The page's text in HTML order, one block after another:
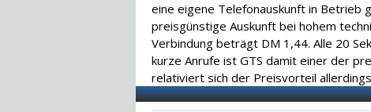
eine eigene Telefonauskunft in Betrieb
preisgünstige Auskunft bei hohem
Verbindung beträgt DM 1,44. Alle 20
kurze Anrufe ist GTS damit einer der
relativiert sich der Preisvorteil